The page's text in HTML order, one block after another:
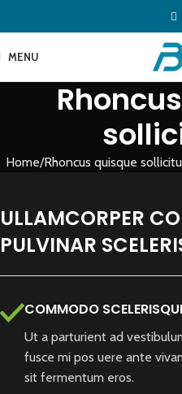
MENU
Home Rhoncus quisque
ULLAMCORPER
PULVINAR
COMMODO
Ut a parturient ad
fusce mi pos uere ante
sit fermentum eros.